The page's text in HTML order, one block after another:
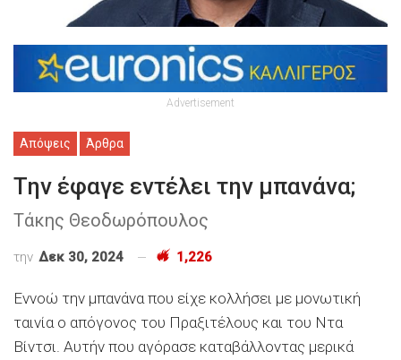
Advertisement
Απόψεις Άρθρα
Την έφαγε εντέλει την μπανάνα;
Τάκης Θεοδωρόπουλος
την Δεκ 30, 2024 1,226
Εννοώ την μπανάνα που είχε κολλήσει με μονωτική
ταινία ο απόγονος του Πραξιτέλους και του Ντα
Βίντσι. Αυτήν που αγόρασε καταβάλλοντας μερικά